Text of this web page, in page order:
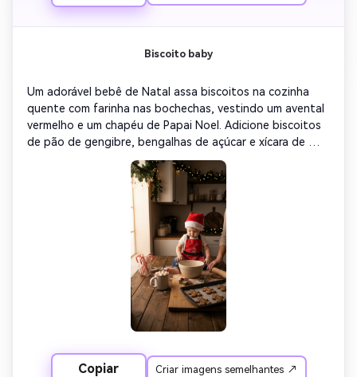
Biscoito baby
Um adorável bebê de Natal assa biscoitos na cozinha
quente com farinha nas bochechas, vestindo um avental
vermelho e um chapéu de Papai Noel. Adicione biscoitos
de pão de gengibre, bengalhas de açúcar e xícara de
chocolate quente ao lado. Iluminação suave e quente,
estética de cozinha de férias, realismo cinematográfico,
ambiente familiar acolhedor.
Copiar Criar imagens semelhantes ↗